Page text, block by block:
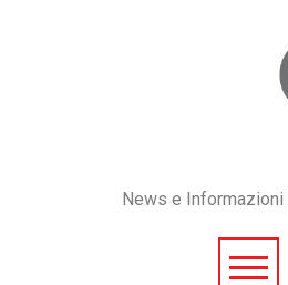
News e